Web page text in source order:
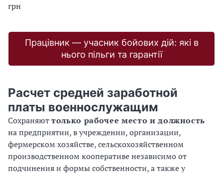
грн
Працівник — учасник бойових дій: які в
нього пільги та гарантії
Расчет средней заработной
платы военнослужащим
Сохраняюттолько рабочее место и должность
на предприятии, в учреждении, организации,
фермерском хозяйстве, сельскохозяйственном
производственном кооперативе независимо от
подчинения и формы собственности, а также у